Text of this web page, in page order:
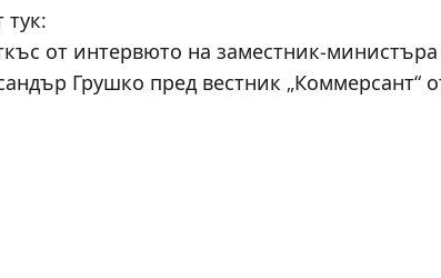
тук:
от интервюто на заместник-
Грушко пред вестник „Коммерсант“